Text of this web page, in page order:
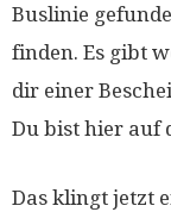
Buslinie
finden. Es gibt
dir einer
Du bist hier auf
Das klingt jetzt